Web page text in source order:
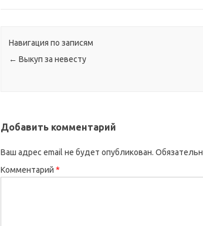
Навигация по записям
← Выкуп за невесту
Добавить комментарий
Ваш адрес email не будет опубликован.
Комментарий *